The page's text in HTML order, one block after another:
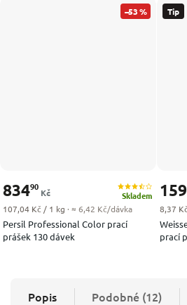
–53 %
Persil Professional Color prací
prášek 130 dávek
Skladem
83490
Kč
Měrná cena:
107,04 Kč / 1 kg · ≈ 6,42 Kč/dávka
Tip
prací
Měrná
8,37
Popis Podobné (12)